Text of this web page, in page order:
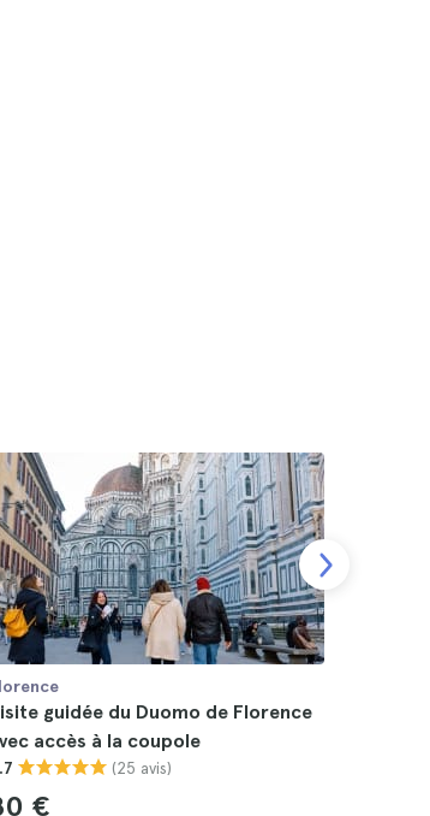
guidée du Duomo de Florence
accès à la coupole
(25 avis)
€